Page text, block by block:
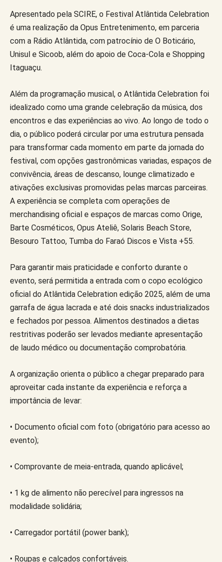
Apresentado pela SCIRE, o Festival Atlântida Celebration
é uma realização da Opus Entretenimento, em parceria
com a Rádio Atlântida, com patrocínio de O Boticário,
Unisul e Sicoob, além do apoio de Coca-Cola e Shopping
Itaguaçu.
Além da programação musical, o Atlântida Celebration foi
idealizado como uma grande celebração da música, dos
encontros e das experiências ao vivo. Ao longo de todo o
dia, o público poderá circular por uma estrutura pensada
para transformar cada momento em parte da jornada do
festival, com opções gastronômicas variadas, espaços de
convivência, áreas de descanso, lounge climatizado e
ativações exclusivas promovidas pelas marcas parceiras.
A experiência se completa com operações de
merchandising oficial e espaços de marcas como Orige,
Barte Cosméticos, Opus Ateliê, Solaris Beach Store,
Besouro Tattoo, Tumba do Faraó Discos e Vista +55.
Para garantir mais praticidade e conforto durante o
evento, será permitida a entrada com o copo ecológico
oficial do Atlântida Celebration edição 2025, além de uma
garrafa de água lacrada e até dois snacks industrializados
e fechados por pessoa. Alimentos destinados a dietas
restritivas poderão ser levados mediante apresentação
de laudo médico ou documentação comprobatória.
A organização orienta o público a chegar preparado para
aproveitar cada instante da experiência e reforça a
importância de levar:
• Documento oficial com foto (obrigatório para acesso ao
evento);
• Comprovante de meia-entrada, quando aplicável;
• 1 kg de alimento não perecível para ingressos na
modalidade solidária;
• Carregador portátil (power bank);
• Roupas e calçados confortáveis.